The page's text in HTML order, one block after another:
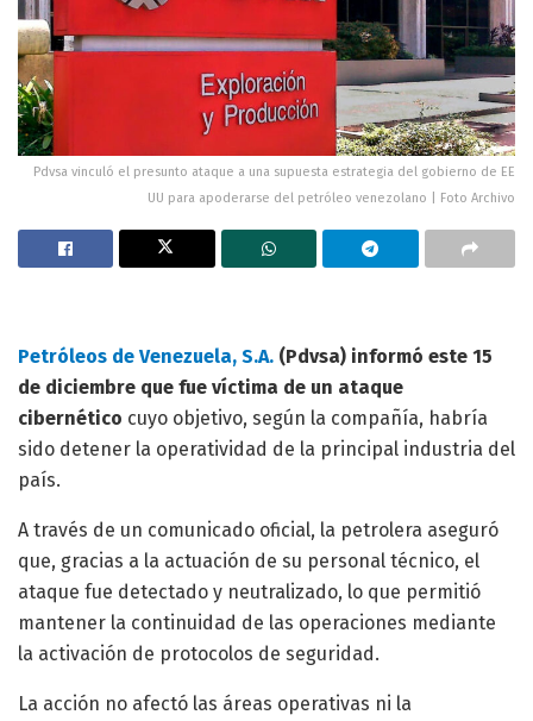
Pdvsa vinculó el presunto ataque a una supuesta estrategia del gobierno de EE
UU para apoderarse del petróleo venezolano | Foto Archivo
Petróleos de Venezuela, S.A. (Pdvsa) informó este 15
de diciembre que fue víctima de un ataque
cibernético cuyo objetivo, según la compañía, habría
sido detener la operatividad de la principal industria del
país.
A través de un comunicado oficial, la petrolera aseguró
que, gracias a la actuación de su personal técnico, el
ataque fue detectado y neutralizado, lo que permitió
mantener la continuidad de las operaciones mediante
la activación de protocolos de seguridad.
La acción no afectó las áreas operativas ni la